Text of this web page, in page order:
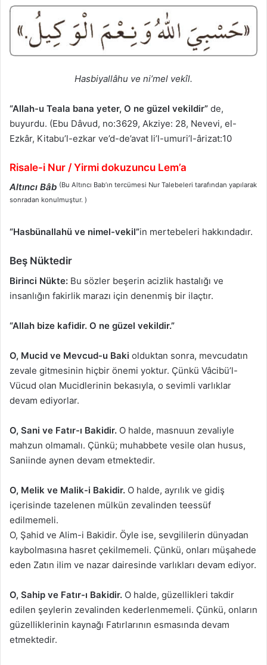
Hasbiyallâhu ve ni’mel vekîl.
“Allah-u Teala bana yeter, O ne güzel vekildir” de,
buyurdu. (Ebu Dâvud, no:3629, Akziye: 28, Nevevi, el-
Ezkâr, Kitabu’l-ezkar ve’d-de’avat li’l-umuri’l-ârizat:10
Risale-i Nur / Yirmi dokuzuncu Lem’a
Altıncı Bâb (Bu Altıncı Bab’ın tercümesi Nur Talebeleri tarafından yapılarak
sonradan konulmuştur. )
“Hasbünallahü ve nimel-vekil”in mertebeleri hakkındadır.
Beş Nüktedir
Birinci Nükte: Bu sözler beşerin acizlik hastalığı ve
insanlığın fakirlik marazı için denenmiş bir ilaçtır.
“Allah bize kafidir. O ne güzel vekildir.”
O, Mucid ve Mevcud-u Baki olduktan sonra, mevcudatın
zevale gitmesinin hiçbir önemi yoktur. Çünkü Vâcibü’l-
Vücud olan Mucidlerinin bekasıyla, o sevimli varlıklar
devam ediyorlar.
O, Sani ve Fatır-ı Bakidir. O halde, masnuun zevaliyle
mahzun olmamalı. Çünkü; muhabbete vesile olan husus,
Saniinde aynen devam etmektedir.
O, Melik ve Malik-i Bakidir. O halde, ayrılık ve gidiş
içerisinde tazelenen mülkün zevalinden teessüf
edilmemeli.
O, Şahid ve Alim-i Bakidir. Öyle ise, sevgililerin dünyadan
kaybolmasına hasret çekilmemeli. Çünkü, onları müşahede
eden Zatın ilim ve nazar dairesinde varlıkları devam ediyor.
O, Sahip ve Fatır-ı Bakidir. O halde, güzellikleri takdir
edilen şeylerin zevalinden kederlenmemeli. Çünkü, onların
güzelliklerinin kaynağı Fatırlarının esmasında devam
etmektedir.